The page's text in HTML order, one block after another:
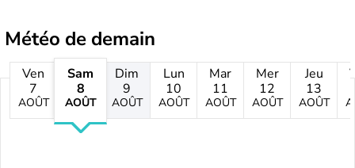
Météo de demain
Ven
7
AOÛT
Sam
8
AOÛT
Dim
9
AOÛT
Lun
10
AOÛT
Mar
11
AOÛT
Mer
12
AOÛT
Jeu
13
AOÛT